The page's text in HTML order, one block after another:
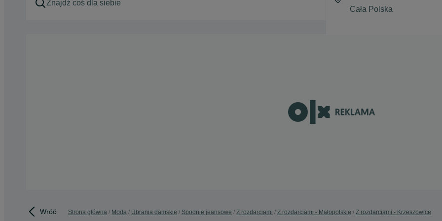
Wróć Strona główna Moda Ubrania damskie Spodnie jeansowe Z rozdarciami Z rozdarciami - Małopolskie Z rozdarciami - Krzeszowice